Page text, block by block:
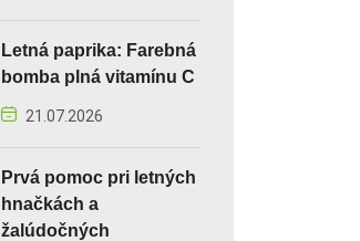
Letná paprika: Farebná
bomba plná vitamínu C
21.07.2026
Prvá pomoc pri letných
hnačkách a
žalúdočných